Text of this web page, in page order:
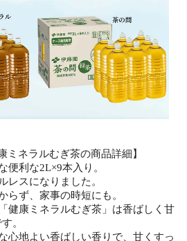
ミネラルむぎ茶の商品詳細】
便利な2L×9本入り。
レスになりました。
らず、家事の時短にも。
健康ミネラルむぎ茶」は香ばしく甘
。
心地よい香ばしい香りで、甘くすっ